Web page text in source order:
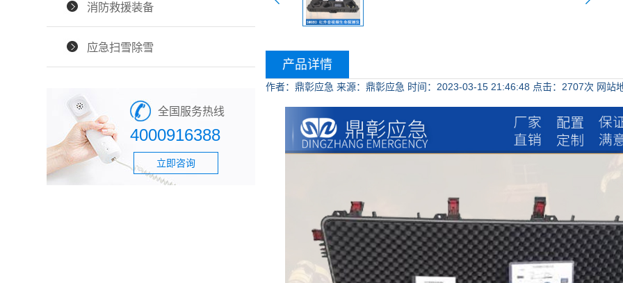
消防救援装备
应急扫雪除雪
全国服务热线
4000916388
立即咨询
产品详情
作者：鼎彰应急 来源：鼎彰应急 时间：2023-03-15 21:46:48 点击： 2707次 网站